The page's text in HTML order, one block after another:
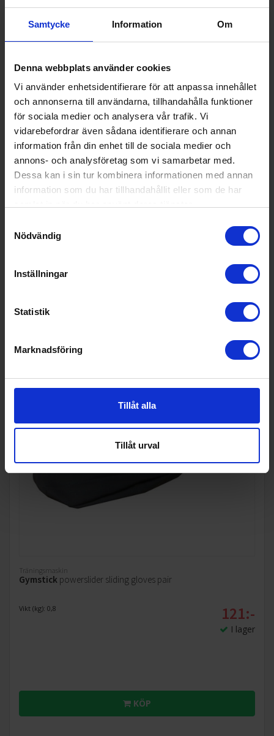
Samtycke Information Om
Denna webbplats använder cookies
Vi använder enhetsidentifierare för att anpassa innehållet
och annonserna till användarna, tillhandahålla funktioner
för sociala medier och analysera vår trafik. Vi
vidarebefordrar även sådana identifierare och annan
information från din enhet till de sociala medier och
annons- och analysföretag som vi samarbetar med.
Dessa kan i sin tur kombinera informationen med annan
information som du har tillhandahållit eller som de har
Nödvändig
Inställningar
Statistik
Marknadsföring
Tillåt alla
Tillåt urval
Träningsmaskin
Gymstickpowerslider lycra socks pair
125:-
Träningsmaskin
Gymstick powerslider sliding gloves pair
Vikt (kg): 0,8 121:-
I lager
KÖP